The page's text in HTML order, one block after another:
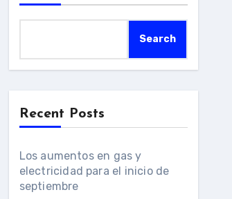
Search
Recent Posts
Los aumentos en gas y
electricidad para el inicio de
septiembre